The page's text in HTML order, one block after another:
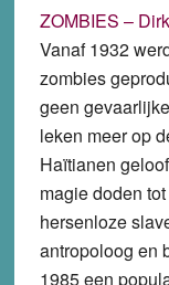
ZOMBIES –
Vanaf 1932
zombies
geen
leken meer op
Haïtianen
magie doden
hersenloze
antropoloog en
1985 een